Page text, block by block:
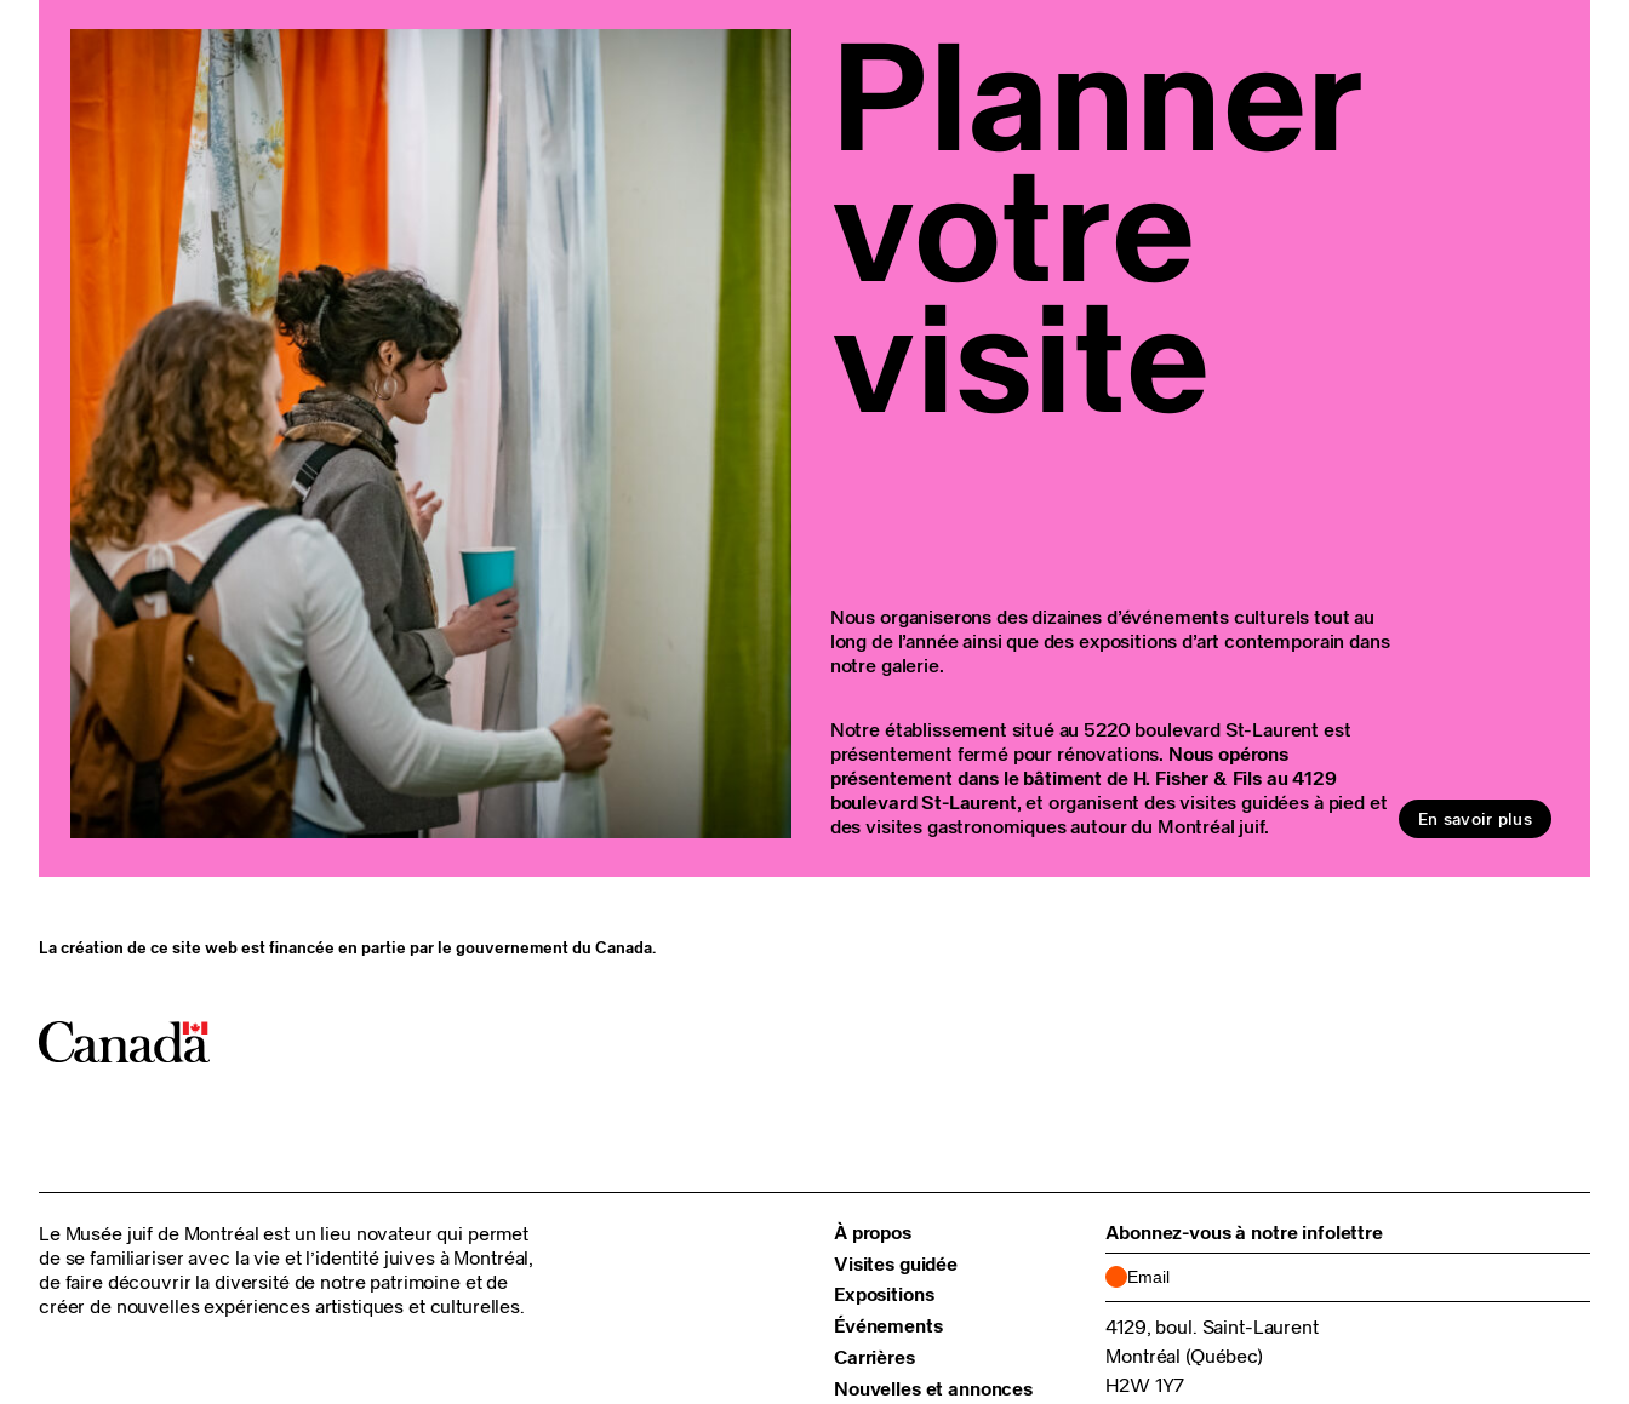
Planner
votre
visite
Nous organiserons des dizaines d’événements culturels tout au
long de l’année ainsi que des expositions d’art contemporain dans
notre galerie.
Notre établissement situé au 5220 boulevard St-Laurent est
présentement fermé pour rénovations. Nous opérons
présentement dans le bâtiment de H. Fisher & Fils au 4129
boulevard St-Laurent, et organisent des visites guidées à pied et
des visites gastronomiques autour du Montréal juif.
En savoir plus
La création de ce site web est financée en partie par le gouvernement du Canada.
Le Musée juif de Montréal est un lieu novateur qui permet
de se familiariser avec la vie et l’identité juives à Montréal,
de faire découvrir la diversité de notre patrimoine et de
créer de nouvelles expériences artistiques et culturelles.
À propos
Visites guidée
Expositions
Événements
Carrières
Nouvelles et annonces
Abonnez-vous à notre infolettre
4129, boul. Saint-Laurent
Montréal (Québec)
H2W 1Y7